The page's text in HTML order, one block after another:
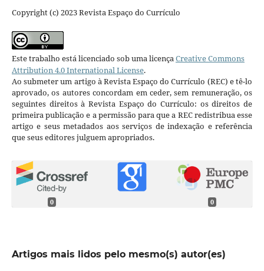
Copyright (c) 2023 Revista Espaço do Currículo
Este trabalho está licenciado sob uma licençaCreative Commons
Attribution 4.0 International License.
Ao submeter um artigo à Revista Espaço do Currículo (REC) e tê-lo
aprovado, os autores concordam em ceder, sem remuneração, os
seguintes direitos à Revista Espaço do Currículo: os direitos de
primeira publicação e a permissão para que a REC redistribua esse
artigo e seus metadados aos serviços de indexação e referência
que seus editores julguem apropriados.
0 0
Artigos mais lidos pelo mesmo(s) autor(es)